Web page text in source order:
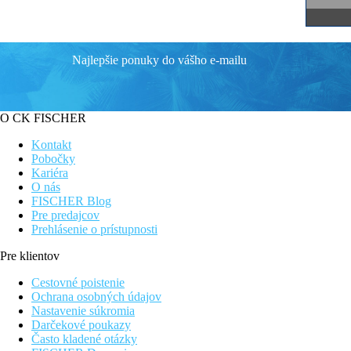
Najlepšie ponuky do vášho e-mailu
O CK FISCHER
Kontakt
Pobočky
Kariéra
O nás
FISCHER Blog
Pre predajcov
Prehlásenie o prístupnosti
Pre klientov
Cestovné poistenie
Ochrana osobných údajov
Nastavenie súkromia
Darčekové poukazy
Často kladené otázky